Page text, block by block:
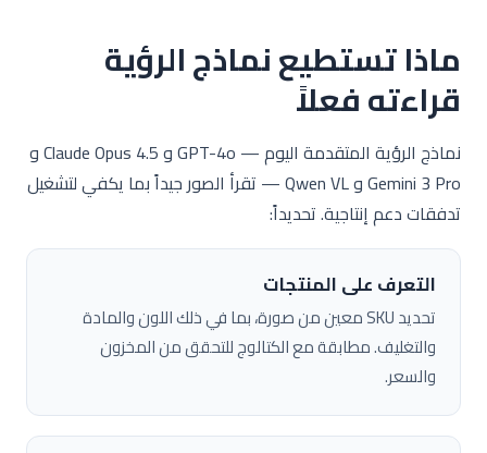
ماذا تستطيع نماذج الرؤية
قراءته فعلاً
نماذج الرؤية المتقدمة اليوم — GPT-4o و Claude Opus 4.5 و
Gemini 3 Pro و Qwen VL — تقرأ الصور جيداً بما يكفي لتشغيل
تدفقات دعم إنتاجية. تحديداً:
التعرف على المنتجات
تحديد SKU معين من صورة، بما في ذلك اللون والمادة
والتغليف. مطابقة مع الكتالوج للتحقق من المخزون
والسعر.